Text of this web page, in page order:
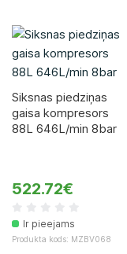
Siksnas piedziņas
gaisa kompresors
88L 646L/min 8bar
522.72€
Ir pieejams
Produkta kods: MZBV068